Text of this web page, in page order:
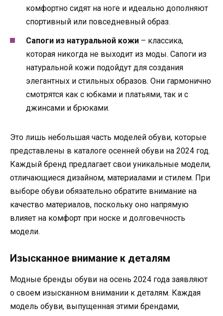
комфортно сидят на ноге и идеально дополняют
спортивный или повседневный образ.
Сапоги из натуральной кожи – классика,
которая никогда не выходит из моды. Сапоги из
натуральной кожи подойдут для создания
элегантных и стильных образов. Они гармонично
смотрятся как с юбками и платьями, так и с
джинсами и брюками.
Это лишь небольшая часть моделей обуви, которые
представлены в каталоге осенней обуви на 2024 год.
Каждый бренд предлагает свои уникальные модели,
отличающиеся дизайном, материалами и стилем. При
выборе обуви обязательно обратите внимание на
качество материалов, поскольку оно напрямую
влияет на комфорт при носке и долговечность
модели.
Изысканное внимание к деталям
Модные бренды обуви на осень 2024 года заявляют
о своем изысканном внимании к деталям. Каждая
модель обуви, выпущенная этими брендами,